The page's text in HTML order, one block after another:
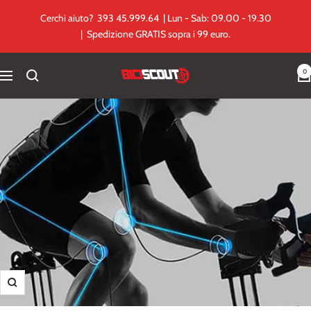
Cerchi aiuto? 393 45.999.64 | Lun - Sab: 09.00 - 19.30
| Spedizione GRATIS sopra i 99 euro.
Navigazione Biciscout.it 0
Ingrandisci